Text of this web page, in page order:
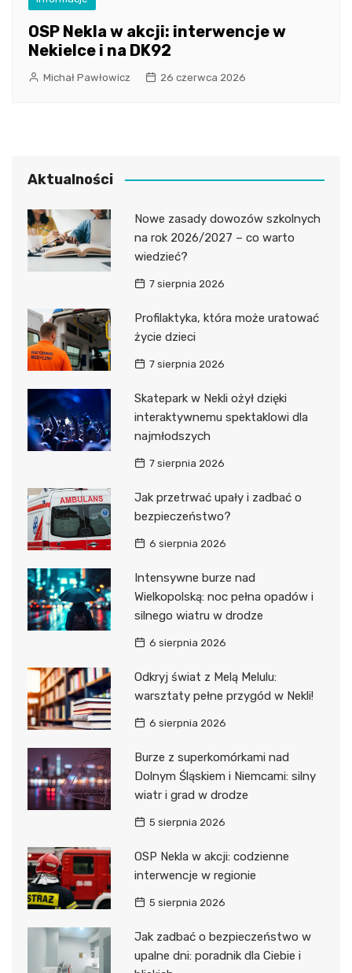
OSP Nekla w akcji: interwencje w
Nekielce i na DK92
Michał Pawłowicz 26 czerwca 2026
Aktualności
Nowe zasady dowozów szkolnych
na rok 2026/2027 – co warto
wiedzieć?
7 sierpnia 2026
Profilaktyka, która może uratować
życie dzieci
7 sierpnia 2026
Skatepark w Nekli ożył dzięki
interaktywnemu spektaklowi dla
najmłodszych
7 sierpnia 2026
Jak przetrwać upały i zadbać o
bezpieczeństwo?
6 sierpnia 2026
Intensywne burze nad
Wielkopolską: noc pełna opadów i
silnego wiatru w drodze
6 sierpnia 2026
Odkryj świat z Melą Melulu:
warsztaty pełne przygód w Nekli!
6 sierpnia 2026
Burze z superkomórkami nad
Dolnym Śląskiem i Niemcami: silny
wiatr i grad w drodze
5 sierpnia 2026
OSP Nekla w akcji: codzienne
interwencje w regionie
5 sierpnia 2026
Jak zadbać o bezpieczeństwo w
upalne dni: poradnik dla Ciebie i